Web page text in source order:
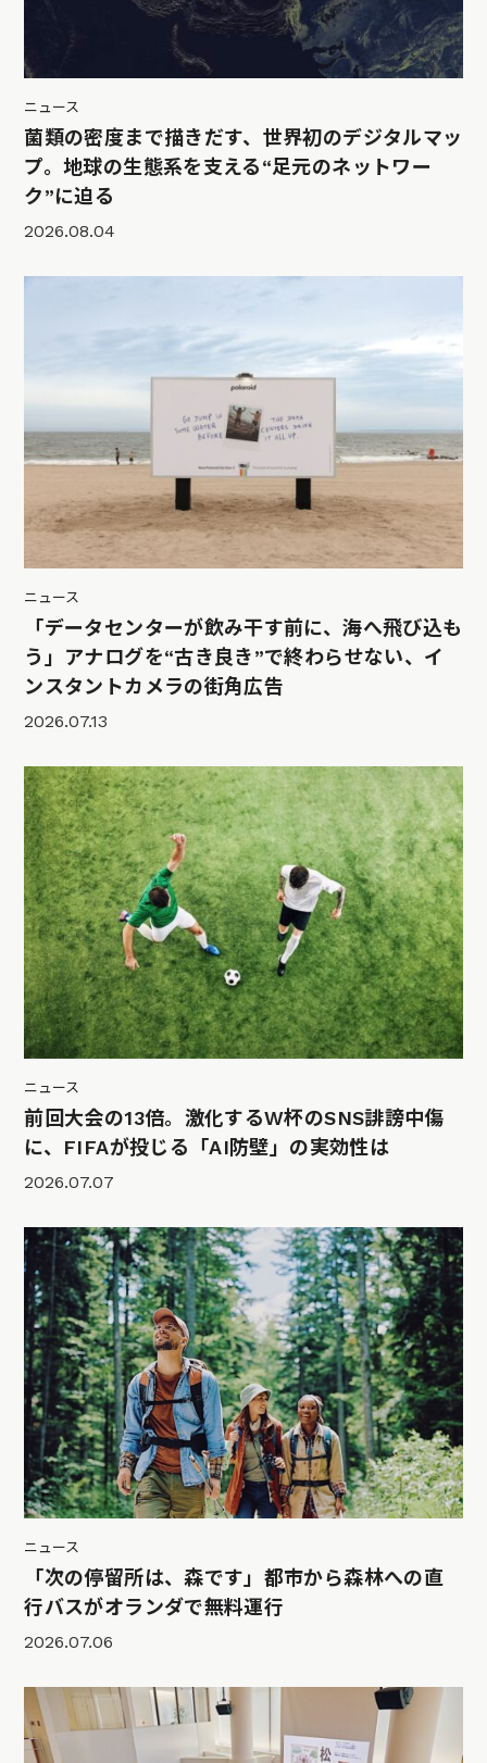
ニュース
菌類の密度まで描きだす、世界初のデジタルマッ
プ。地球の生態系を支える“足元のネットワー
ク”に迫る
2026.08.04
ニュース
「データセンターが飲み干す前に、海へ飛び込も
う」アナログを“古き良き”で終わらせない、イ
ンスタントカメラの街角広告
2026.07.13
ニュース
前回大会の13倍。激化するW杯のSNS誹謗中傷
に、FIFAが投じる「AI防壁」の実効性は
2026.07.07
ニュース
「次の停留所は、森です」都市から森林への直
行バスがオランダで無料運行
2026.07.06